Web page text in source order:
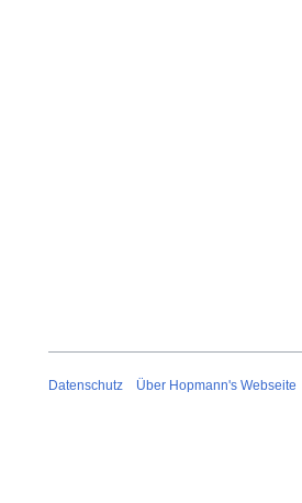
Datenschutz Über Hopmann's Webseite